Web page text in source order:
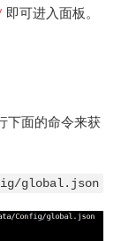
即可进入面板。
下面的命令来获
cat /opt/mcsmanager/daemon/data/Config/global.json